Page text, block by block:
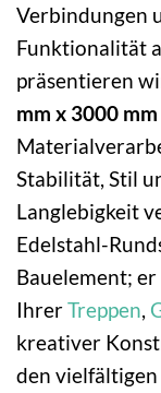
Verbindungen
Funktionalität
präsentieren
mm x 3000 mm
Stabilität, Stil
Langlebigkeit
Edelstahl-
Bauelement;
IhrerTreppen
kreativer
den